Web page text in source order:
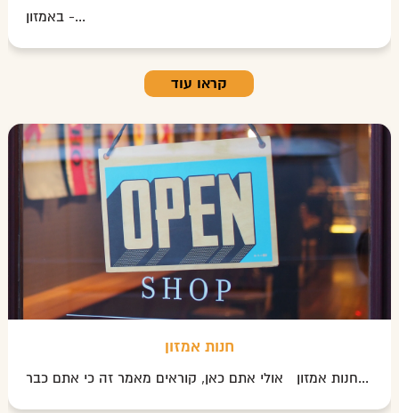
באמזון -...
קראו עוד
חנות אמזון
חנות אמזון אולי אתם כאן, קוראים מאמר זה כי אתם כבר...